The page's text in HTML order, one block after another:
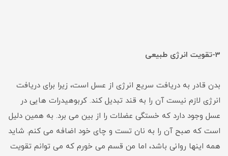
3-تقویت انرژی طبیعی
بدن قادر به دریافت سریع انرژی از عسل است، زیرا برای دریافت
انرژی لازم نیست آن را به قند تبدیل کند. کربوهیدرات هایی در
عسل وجود دارد که خستگی عضلات را از بین می برد. به همین دلیل
است که صبح آن را به نان تست و چای خود اضافه می کنم. شاید
همه اینها روانی باشد، اما من قسم می خورم که می توانم تقویت